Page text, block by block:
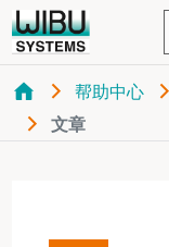
帮助中心
文章